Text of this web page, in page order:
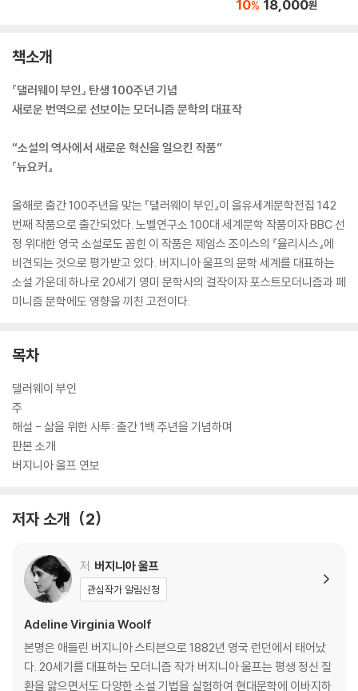
10% 18,000원
책소개
『댈러웨이 부인』 탄생 100주년 기념
새로운 번역으로 선보이는 모더니즘 문학의 대표작
“소설의 역사에서 새로운 혁신을 일으킨 작품”
『뉴요커』
올해로 출간 100주년을 맞는 『댈러웨이 부인』이 을유세계문학전집 142
번째 작품으로 출간되었다. 노벨연구소 100대 세계문학 작품이자 BBC 선
정 위대한 영국 소설로도 꼽힌 이 작품은 제임스 조이스의 『율리시스』에
비견되는 것으로 평가받고 있다. 버지니아 울프의 문학 세계를 대표하는
소설 가운데 하나로 20세기 영미 문학사의 걸작이자 포스트모더니즘과 페
미니즘 문학에도 영향을 끼친 고전이다.
목차
댈러웨이 부인
주
해설 - 삶을 위한 사투: 출간 1백 주년을 기념하며
판본 소개
버지니아 울프 연보
저자 소개 2
저 버지니아 울프
관심작가 알림신청
Adeline Virginia Woolf
본명은 애들린 버지니아 스티븐으로 1882년 영국 런던에서 태어났
다. 20세기를 대표하는 모더니즘 작가 버지니아 울프는 평생 정신 질
환을 앓으면서도 다양한 소설 기법을 실험하여 현대문학에 이바지하